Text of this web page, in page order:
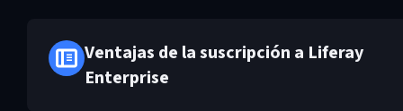
Ventajas de la suscripción a Liferay
Enterprise